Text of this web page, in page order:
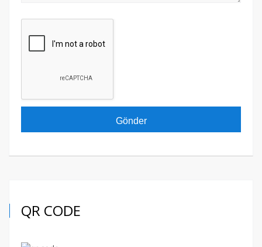
QR CODE